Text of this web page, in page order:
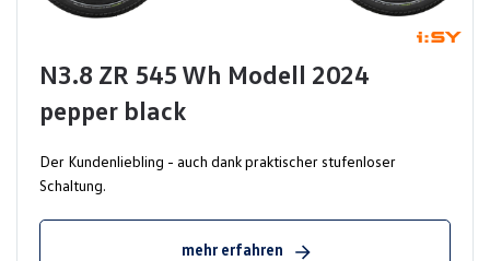
N3.8 ZR 545 Wh Modell 2024
pepper black
Der Kundenliebling - auch dank praktischer stufenloser
Schaltung.
mehr erfahren